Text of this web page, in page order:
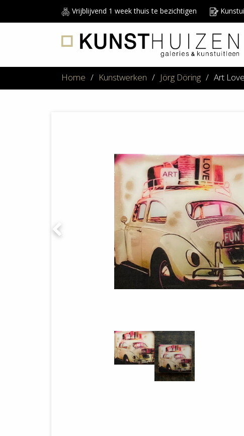
Vrijblijvend 1 week thuis te bezichtigen
Home / Kunstwerken / Jörg Döring / Art Love